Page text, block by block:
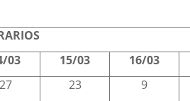
03 15/03 16/03
27 23 9